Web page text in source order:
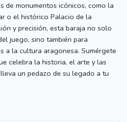
de monumentos icónicos, como la
o el histórico Palacio de la
y precisión, esta baraja no solo
juego, sino también para
a la cultura aragonesa. Sumérgete
celebra la historia, el arte y las
un pedazo de su legado a tu